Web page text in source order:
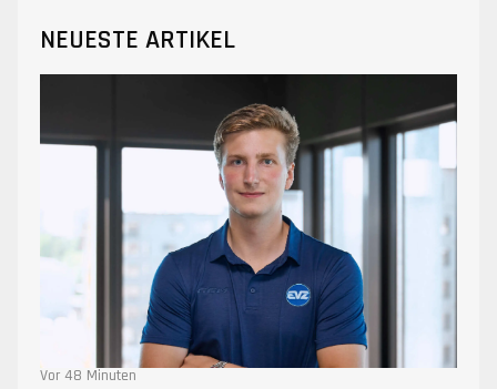
NEUESTE ARTIKEL
Vor 48 Minuten